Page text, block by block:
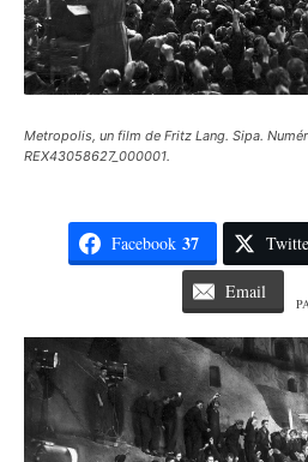
Metropolis, un film de Fritz Lang. Sipa.
REX43058627_000001.
Facebook 37
Email